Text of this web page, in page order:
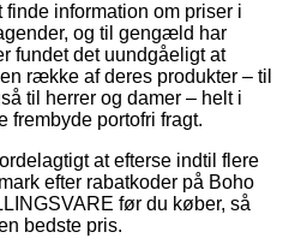
finde information om priser i
og til gengæld har
fundet det uundgåeligt at
række af deres produkter – til
til herrer og damer – helt i
frembyde portofri fragt.
at efterse indtil flere
efter rabatkoder på Boho
før du køber, så
bedste pris.